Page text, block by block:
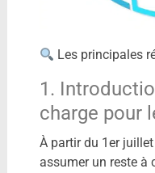
Les principales
1.
charge pour
À partir du 1er
assumer un reste à